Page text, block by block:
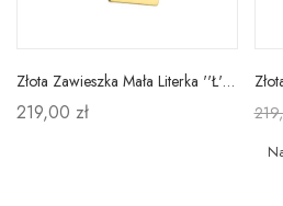
Złota Zawieszka Mała Literka ''Ł'' pr 585
219,00 zł